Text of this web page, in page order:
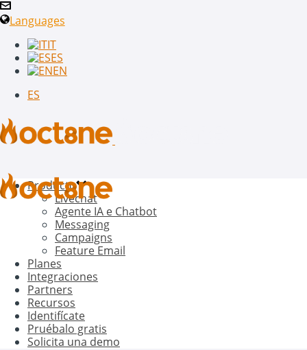
Languages
IT
ES
EN
ES
Producto
Livechat
Agente IA e Chatbot
Messaging
Campaigns
Feature Email
Planes
Integraciones
Partners
Recursos
Identifícate
Pruébalo gratis
Solicita una demo